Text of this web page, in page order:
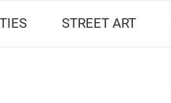
STREET ART